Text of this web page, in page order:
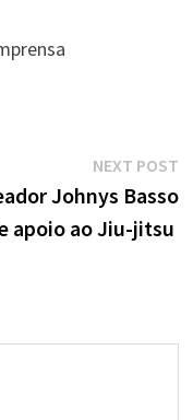
NEXT POST
Johnys Basso
apoio ao Jiu-jitsu